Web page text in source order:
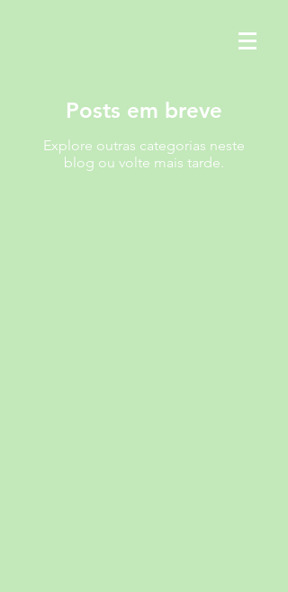
Posts em breve
Explore outras categorias neste
blog ou volte mais tarde.